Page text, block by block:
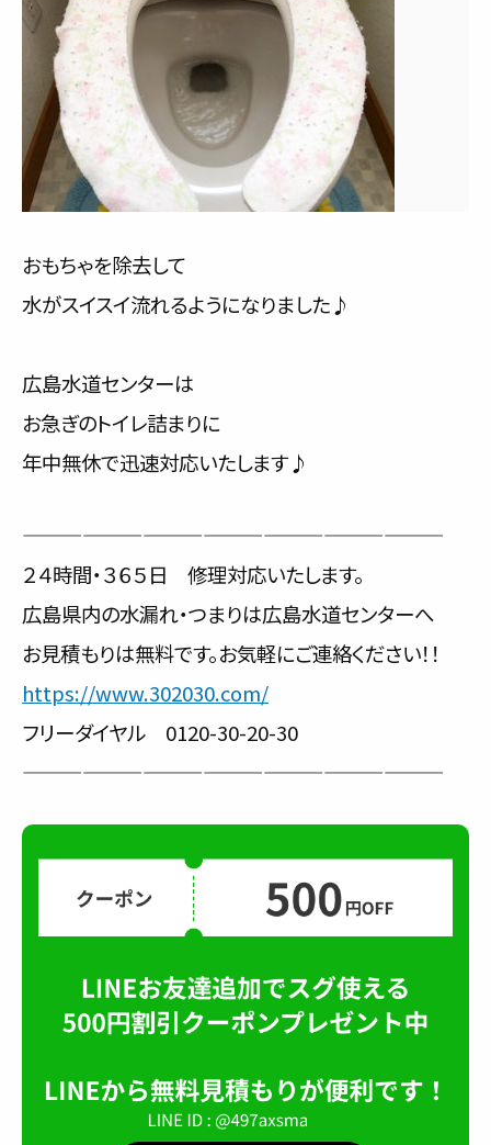
おもちゃを除去して
水がスイスイ流れるようになりました♪
広島水道センターは
お急ぎのトイレ詰まりに
年中無休で迅速対応いたします♪
—————————————————————
２４時間・３６５日 修理対応いたします。
広島県内の水漏れ・つまりは広島水道センターへ
お見積もりは無料です。お気軽にご連絡ください！！
https://www.302030.com/
フリーダイヤル 0120-30-20-30
—————————————————————